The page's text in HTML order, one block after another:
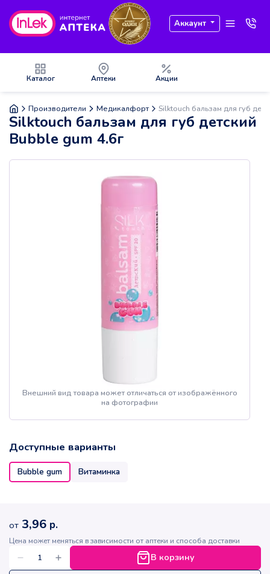
Аккаунт
Каталог Аптеки Акции
Производители Медикалфорт Silktouch бальзам для губ
Silktouch бальзам для губ детский
Bubble gum 4.6г
Внешний вид товара может отличаться от изображённого
на фотографии
Доступные варианты
Bubble gum Витаминка
от 3,96 р.
Цена может меняться в зависимости от аптеки и способа доставки
В корзину